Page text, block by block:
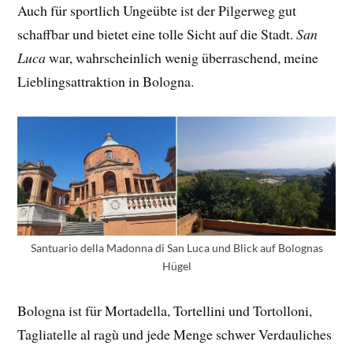
Auch für sportlich Ungeübte ist der Pilgerweg gut
schaffbar und bietet eine tolle Sicht auf die Stadt.San
Lucawar, wahrscheinlich wenig überraschend, meine
Lieblingsattraktion in Bologna.
Santuario della Madonna di San Luca und Blick auf Bolognas
Hügel
Bologna ist für Mortadella, Tortellini und Tortolloni,
Tagliatelle al ragù und jede Menge schwer Verdauliches